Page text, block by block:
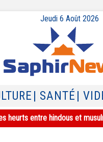
Jeudi 6 Août 2026
| SANTÉ |
heurts entre hindous et